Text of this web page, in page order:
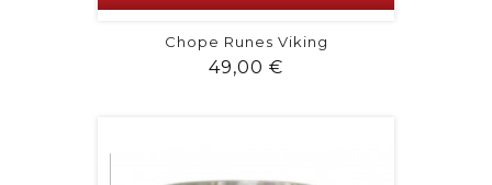
Chope Runes Viking
49,00 €